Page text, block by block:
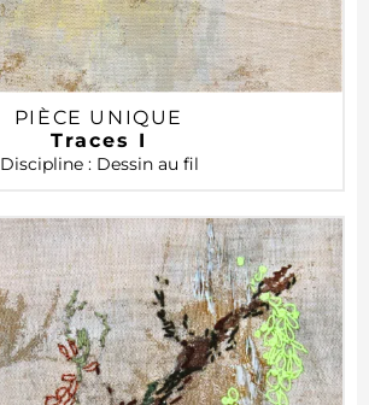
PIÈCE UNIQUE
Traces I
Discipline : Dessin au fil